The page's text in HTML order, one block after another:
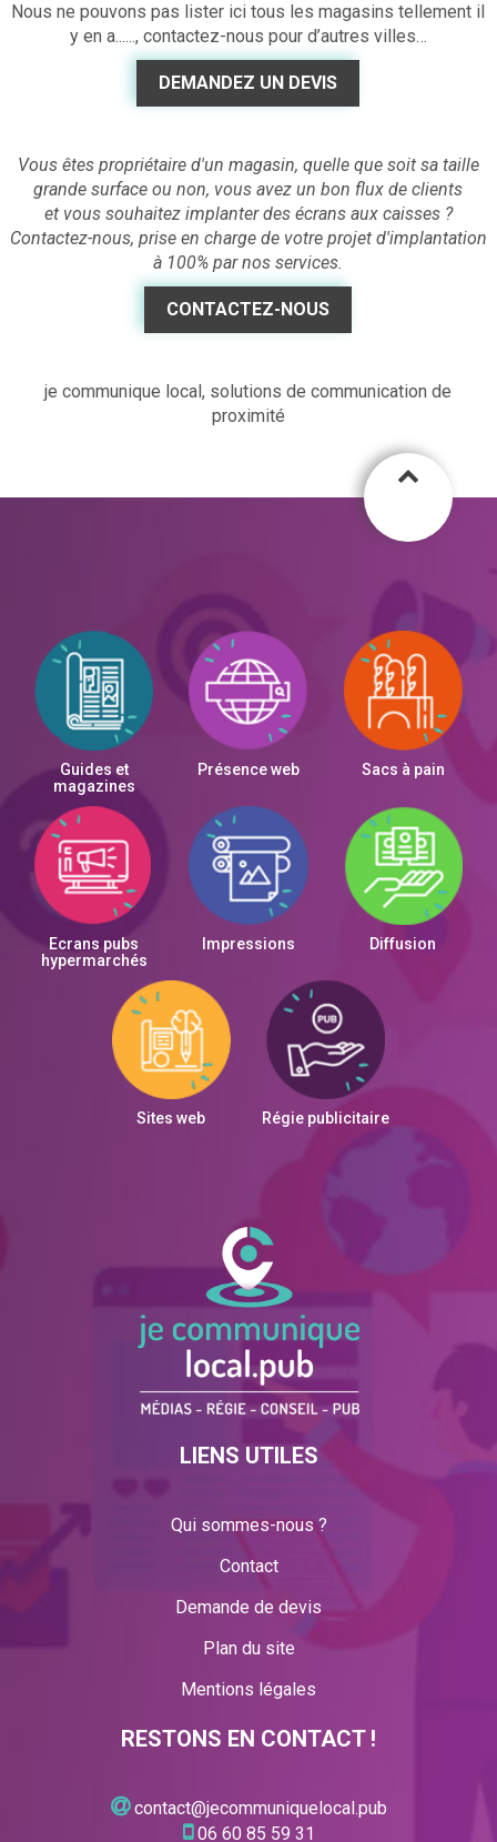
Nous ne pouvons pas lister ici tous les magasins tellement il
y en a......, contactez-nous pour d’autres villes…
DEMANDEZ UN DEVIS
Vous êtes propriétaire d'un magasin, quelle que soit sa taille
grande surface ou non, vous avez un bon flux de clients
et vous souhaitez implanter des écrans aux caisses ?
Contactez-nous, prise en charge de votre projet d'implantation
à 100% par nos services.
CONTACTEZ-NOUS
je communique local, solutions de communication de
proximité
Guides et
magazines
Présence web Sacs à pain
Ecrans pubs
hypermarchés
Impressions Diffusion
Sites web Régie publicitaire
LIENS UTILES
Qui sommes-nous ?
Contact
Demande de devis
Plan du site
Mentions légales
RESTONS EN CONTACT !
contact@jecommuniquelocal.pub
06 60 85 59 31